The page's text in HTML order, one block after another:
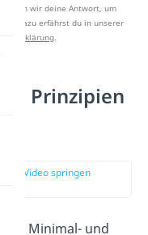
wir deine Antwort, um
dazu erfährst du in unserer
.
Prinzipien
im Video springen
Minimal- und